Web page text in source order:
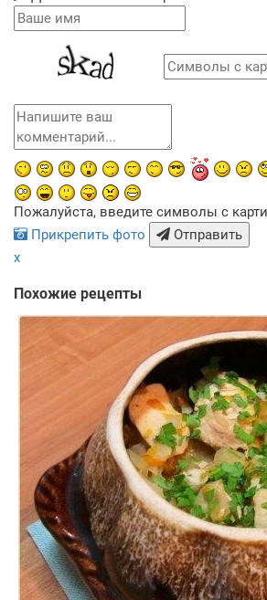
Пожалуйста, введите символы с
Прикрепить фото
Отправить
x
Похожие рецепты